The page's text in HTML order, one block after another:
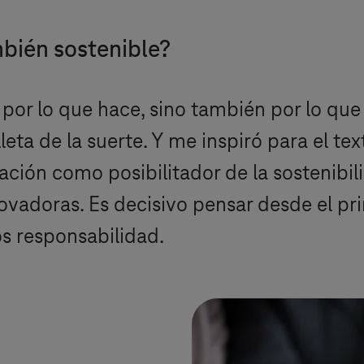
sostenible?
lo que hace, sino también por lo
de la suerte. Y me inspiró para el
como posibilitador de la
Es decisivo pensar desde el
responsabilidad.